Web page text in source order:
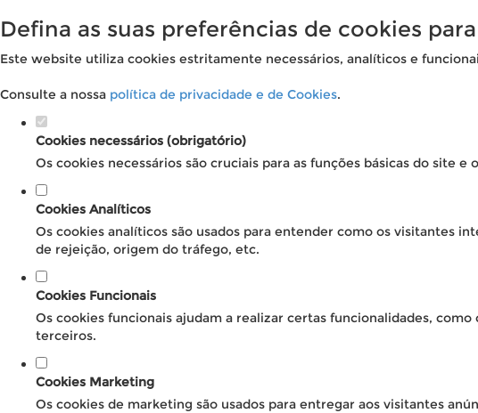
Defina as suas preferências de cookies
Este website utiliza cookies estritamente necessários, analíticos e
Consulte a nossa política de privacidade e de Cookies.
Cookies necessários (obrigatório)
Os cookies necessários são cruciais para as funções básicas do site
Cookies Analíticos
Os cookies analíticos são usados para entender como os visitantes
de rejeição, origem do tráfego, etc.
Cookies Funcionais
Os cookies funcionais ajudam a realizar certas funcionalidades,
terceiros.
Cookies Marketing
Os cookies de marketing são usados para entregar aos visitantes